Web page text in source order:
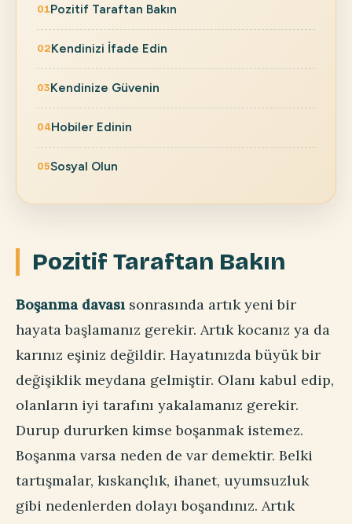
Pozitif Taraftan Bakın
Kendinizi İfade Edin
Kendinize Güvenin
Hobiler Edinin
Sosyal Olun
Pozitif Taraftan Bakın
Boşanma davası sonrasında artık yeni bir
hayata başlamanız gerekir. Artık kocanız ya da
karınız eşiniz değildir. Hayatınızda büyük bir
değişiklik meydana gelmiştir. Olanı kabul edip,
olanların iyi tarafını yakalamanız gerekir.
Durup dururken kimse boşanmak istemez.
Boşanma varsa neden de var demektir. Belki
tartışmalar, kıskançlık, ihanet, uyumsuzluk
gibi nedenlerden dolayı boşandınız. Artık